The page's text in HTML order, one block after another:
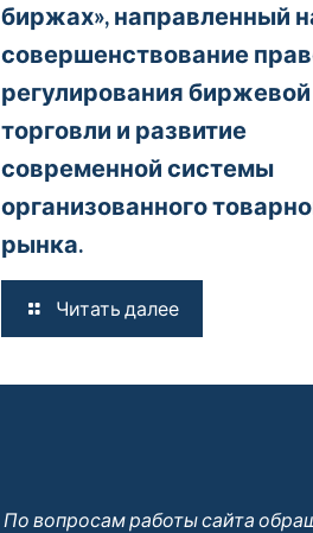
биржах», направленный
совершенствование
регулирования биржевой
торговли и развитие
современной системы
организованного
рынка.
Читать далее
По вопросам работы сайта